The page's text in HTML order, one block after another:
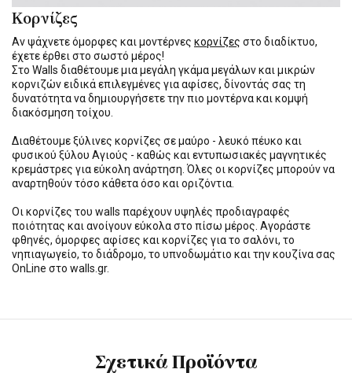
Κορνίζες
Αν ψάχνετε όμορφες και μοντέρνες κορνίζες στο διαδίκτυο,
έχετε έρθει στο σωστό μέρος!
Στο Walls διαθέτουμε μια μεγάλη γκάμα μεγάλων και μικρών
κορνιζών ειδικά επιλεγμένες για αφίσες, δίνοντάς σας τη
δυνατότητα να δημιουργήσετε την πιο μοντέρνα και κομψή
διακόσμηση τοίχου.
Διαθέτουμε ξύλινες κορνίζες σε μαύρο - λευκό πέυκο και
φυσικού ξύλου Αγιούς - καθώς και εντυπωσιακές μαγνητικές
κρεμάστρες για εύκολη ανάρτηση. Όλες οι κορνίζες μπορούν να
αναρτηθούν τόσο κάθετα όσο και οριζόντια.
Οι κορνίζες του walls παρέχουν υψηλές προδιαγραφές
ποιότητας και ανοίγουν εύκολα στο πίσω μέρος. Αγοράστε
φθηνές, όμορφες αφίσες και κορνίζες για το σαλόνι, το
νηπιαγωγείο, το διάδρομο, το υπνοδωμάτιο και την κουζίνα σας
OnLine στο walls.gr.
Σχετικά Προϊόντα